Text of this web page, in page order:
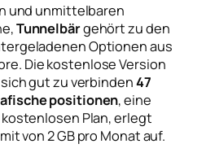
und unmittelbaren
Tunnelbärgehört zu den
Optionen aus
Die kostenlose Version
gut zu verbinden47
positionen, eine
Plan, erlegt
von 2 GB pro Monat auf.